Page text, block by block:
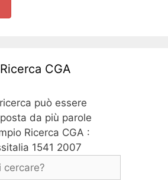
Ricerca CGA
può essere
da più parole
Ricerca CGA :
1541 2007